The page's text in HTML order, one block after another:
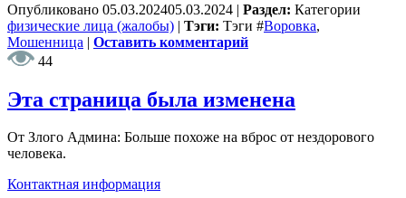
Опубликовано 05.03.202405.03.2024 | Раздел: Категории
физические лица (жалобы) | Тэги: Тэги #Воровка,
Мошенница | Оставить комментарий
44
Эта страница была изменена
От Злого Админа: Больше похоже на вброс от нездорового
человека.
Контактная информация